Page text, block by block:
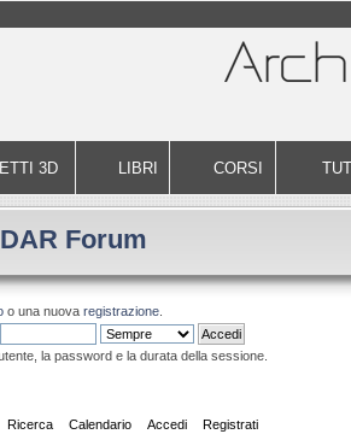
3D LIBRI CORSI
Forum
o una nuova registrazione.
la password e la durata della sessione.
Ricerca Calendario Accedi Registrati